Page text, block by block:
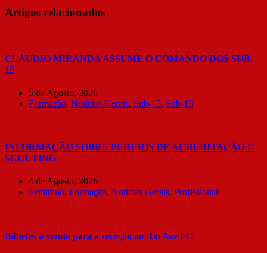
Artigos relacionados
CLÁUDIO MIRANDA ASSUME O COMANDO DOS SUB-
15
5 de Agosto, 2026
Formação, Notícias Gerais, Sub-15, Sub-15
INFORMAÇÃO SOBRE PEDIDOS DE ACREDITAÇÃO E
SCOUTING
4 de Agosto, 2026
Feminino, Formação, Notícias Gerais, Profissional
Bilhetes à venda para a receção ao Rio Ave FC